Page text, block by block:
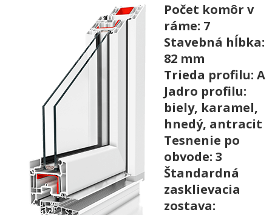
Počet komôr v
ráme: 7
Stavebná hĺbka:
82 mm
Trieda profilu: A
Jadro profilu:
biely, karamel,
hnedý, antracit
Tesnenie po
obvode: 3
Štandardná
zasklievacia
zostava: